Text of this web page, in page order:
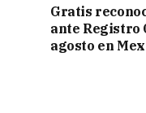
Gratis
ante Registro
agosto en